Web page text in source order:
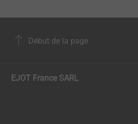
Début de la page
EJOT France SARL